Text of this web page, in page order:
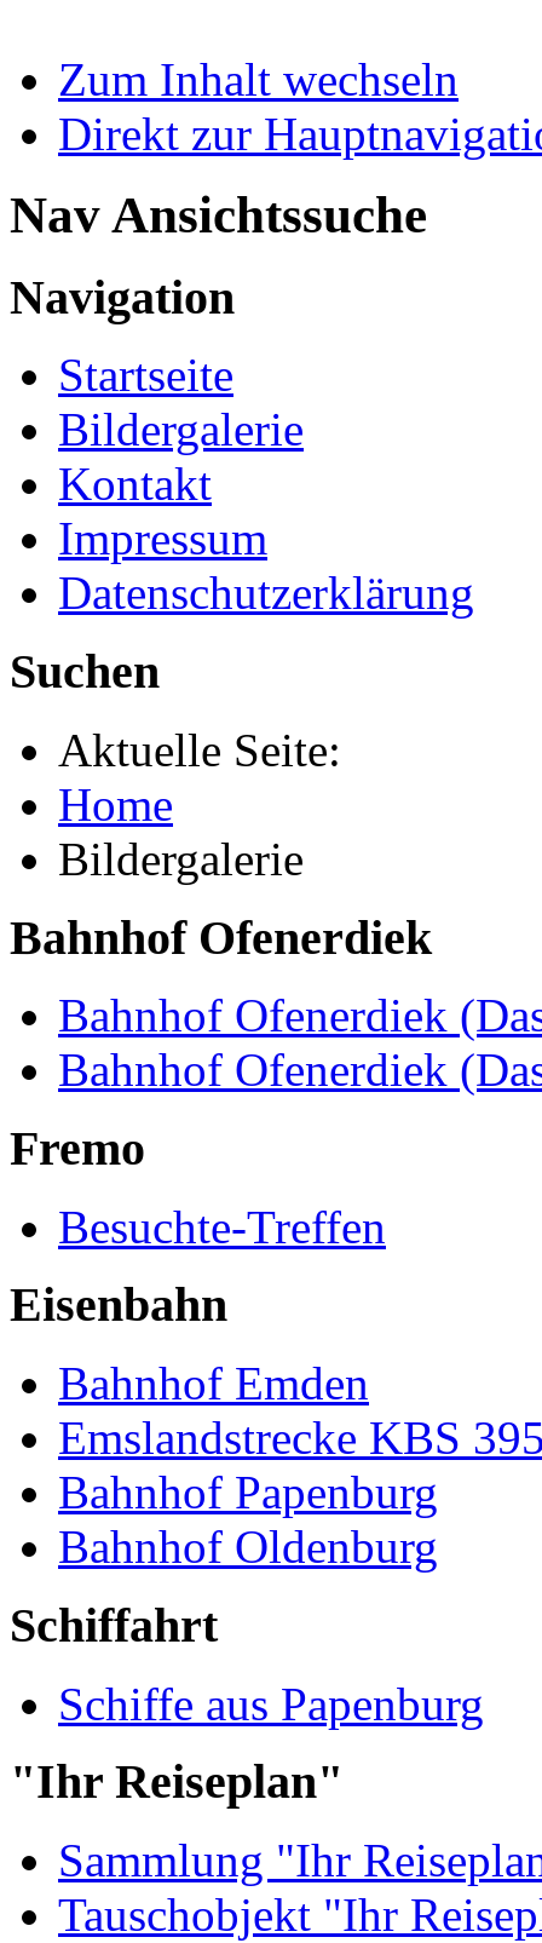
Zum Inhalt wechseln
Direkt zur
Nav Ansichtssuche
Navigation
Startseite
Bildergalerie
Kontakt
Impressum
Datenschutzerklärung
Suchen
Aktuelle Seite:
Home
Bildergalerie
Bahnhof Ofenerdiek
Bahnhof Ofenerdiek
Bahnhof Ofenerdiek
Fremo
Besuchte-Treffen
Eisenbahn
Bahnhof Emden
Emslandstrecke KBS
Bahnhof Papenburg
Bahnhof Oldenburg
Schiffahrt
Schiffe aus Papenburg
"Ihr Reiseplan"
Sammlung "Ihr
Tauschobjekt "Ihr